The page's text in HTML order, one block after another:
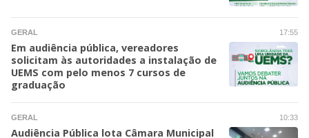
17:55
GERAL
Em audiência pública, vereadores
solicitam às autoridades a instalação de
UEMS com pelo menos 7 cursos de
graduação
10:33
GERAL
Audiência Pública lota Câmara Municipal